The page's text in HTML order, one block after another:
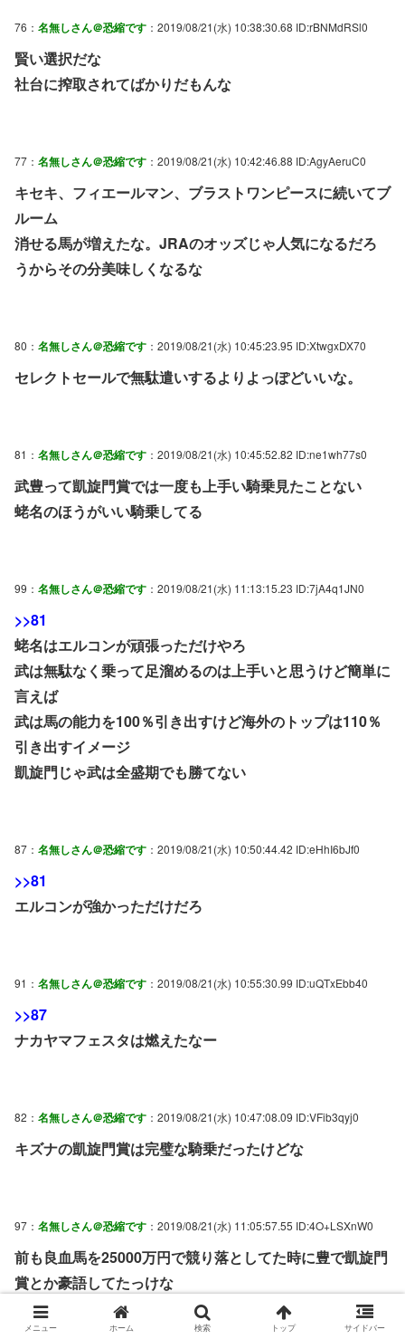
76： 名無しさん＠恐縮です ：2019/08/21(水) 10:38:30.68 ID:rBNMdRSl0
賢い選択だな
社台に搾取されてばかりだもんな
77： 名無しさん＠恐縮です ：2019/08/21(水) 10:42:46.88 ID:AgyAeruC0
キセキ、フィエールマン、ブラストワンピースに続いてブ
ルーム
消せる馬が増えたな。JRAのオッズじゃ人気になるだろ
うからその分美味しくなるな
80： 名無しさん＠恐縮です ：2019/08/21(水) 10:45:23.95 ID:XtwgxDX70
セレクトセールで無駄遣いするよりよっぽどいいな。
81： 名無しさん＠恐縮です ：2019/08/21(水) 10:45:52.82 ID:ne1wh77s0
武豊って凱旋門賞では一度も上手い騎乗見たことない
蛯名のほうがいい騎乗してる
99： 名無しさん＠恐縮です ：2019/08/21(水) 11:13:15.23 ID:7jA4q1JN0
>>81
蛯名はエルコンが頑張っただけやろ
武は無駄なく乗って足溜めるのは上手いと思うけど簡単に
言えば
武は馬の能力を100％引き出すけど海外のトップは110％
引き出すイメージ
凱旋門じゃ武は全盛期でも勝てない
87： 名無しさん＠恐縮です ：2019/08/21(水) 10:50:44.42 ID:eHhI6bJf0
>>81
エルコンが強かっただけだろ
91： 名無しさん＠恐縮です ：2019/08/21(水) 10:55:30.99 ID:uQTxEbb40
>>87
ナカヤマフェスタは燃えたなー
82： 名無しさん＠恐縮です ：2019/08/21(水) 10:47:08.09 ID:VFib3qyj0
キズナの凱旋門賞は完璧な騎乗だったけどな
97： 名無しさん＠恐縮です ：2019/08/21(水) 11:05:57.55 ID:4O+LSXnW0
前も良血馬を25000万円で競り落としてた時に豊で凱旋門
賞とか豪語してたっけな
登録抹消されたと聞いたが
メニュー ホーム 検索 トップ サイドバー